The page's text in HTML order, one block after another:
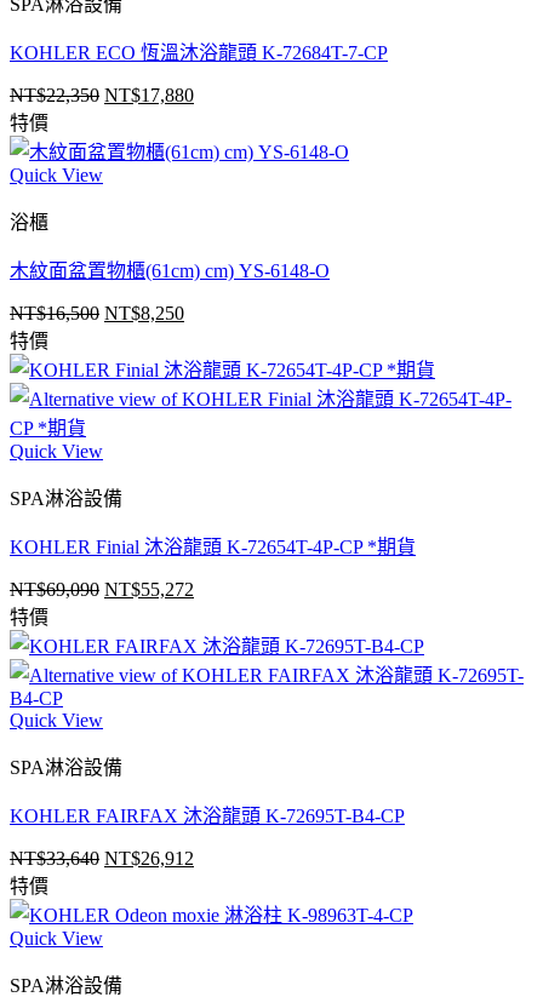
KOHLER ECO 恆溫沐浴龍頭 K-72684T-7-CP
NT$22,350 原
價
NT$17,880目
價
特價
Quick View
浴櫃
木紋面盆置物櫃(61cm) cm) YS-6148-O
NT$16,500 原
價
格：
NT$8,250目
價
格：
特價
Quick View
SPA淋浴設備
KOHLER Finial 沐浴龍頭 K-72654T-4P-CP *期貨
NT$69,090 原
價
格：
NT$55,272目
價
格：
特價
Quick View
SPA淋浴設備
KOHLER FAIRFAX 沐浴龍頭 K-72695T-B4-CP
NT$33,640 原
價
NT$33,640。
NT$26,912目
價
特價
Quick View
SPA淋浴設備